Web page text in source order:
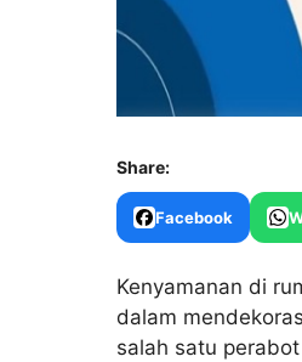
Share:
Facebook
Kenyamanan di
dalam
salah satu